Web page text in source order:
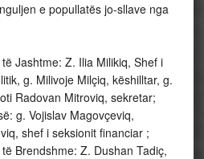
e popullatës jo-sllave nga
Jashtme: Z. Ilia Milikiq, Shef i
g. Milivoje Milçiq, këshilltar, g.
Radovan Mitroviq, sekretar;
g. Vojislav Magovçeviq,
shef i seksionit financiar ;
Brendshme: Z. Dushan Tadiç,